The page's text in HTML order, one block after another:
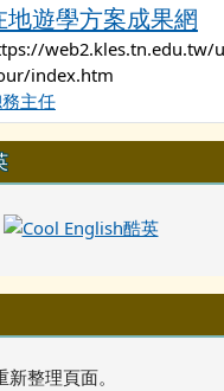
地遊學方案成果網
web2.kles.tn.edu.tw/
index.htm
主任
整理頁面。